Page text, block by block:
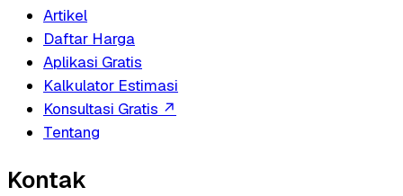
Artikel
Daftar Harga
Aplikasi Gratis
Kalkulator Estimasi
Konsultasi Gratis ↗
Tentang
Kontak